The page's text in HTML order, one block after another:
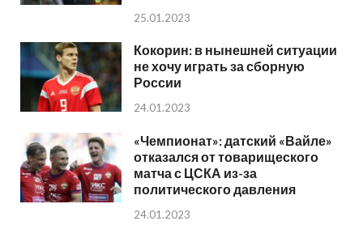
25.01.2023
Кокорин: в нынешней ситуации
не хочу играть за сборную
России
24.01.2023
«Чемпионат»: датский «Вайле»
отказался от товарищеского
матча с ЦСКА из-за
политического давления
24.01.2023